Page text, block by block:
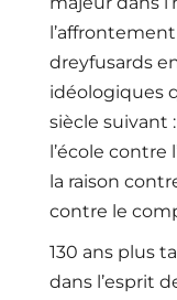
dreyfusards
idéologiques
siècle suivant
l’école contre
la raison
contre le
130 ans plus
dans l’esprit